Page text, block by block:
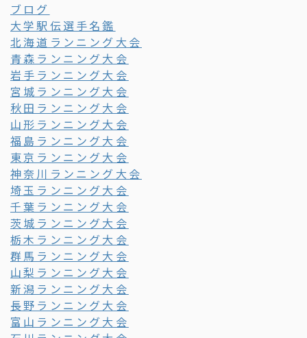
ブログ
大学駅伝選手名鑑
北海道ランニング大会
青森ランニング大会
岩手ランニング大会
宮城ランニング大会
秋田ランニング大会
山形ランニング大会
福島ランニング大会
東京ランニング大会
神奈川ランニング大会
埼玉ランニング大会
千葉ランニング大会
茨城ランニング大会
栃木ランニング大会
群馬ランニング大会
山梨ランニング大会
新潟ランニング大会
長野ランニング大会
富山ランニング大会